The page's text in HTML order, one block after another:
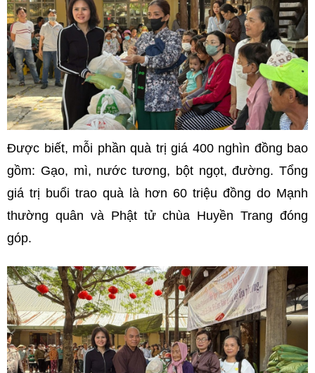
Được biết, mỗi phần quà trị giá 400 nghìn đồng bao
gồm: Gạo, mì, nước tương, bột ngọt, đường. Tổng
giá trị buổi trao quà là hơn 60 triệu đồng do Mạnh
thường quân và Phật tử chùa Huyền Trang đóng
góp.